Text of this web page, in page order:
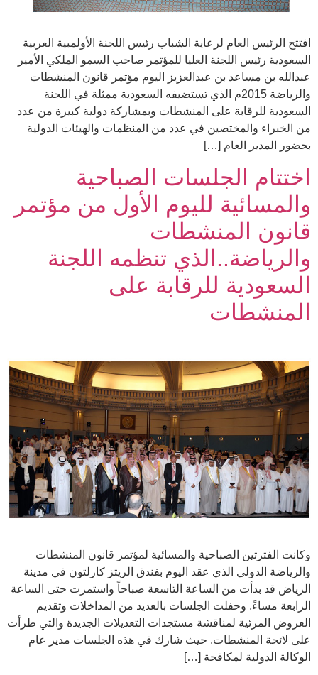
افتتح الرئيس العام لرعاية الشباب رئيس اللجنة الأولمبية العربية
السعودية رئيس اللجنة العليا للمؤتمر صاحب السمو الملكي الأمير
عبدالله بن مساعد بن عبدالعزيز اليوم مؤتمر قانون المنشطات
والرياضة 2015م الذي تستضيفه السعودية ممثلة في اللجنة
السعودية للرقابة على المنشطات وبمشاركة دولية كبيرة من عدد
من الخبراء والمختصين في عدد من المنظمات والهيئات الدولية
بحضور المدير العام […]
اختتام الجلسات الصباحية
والمسائية لليوم الأول من مؤتمر
قانون المنشطات
والرياضة..الذي تنظمه اللجنة
السعودية للرقابة على
المنشطات
وكانت الفترتين الصباحية والمسائية لمؤتمر قانون المنشطات
والرياضة الدولي الذي عقد اليوم بفندق الريتز كارلتون في مدينة
الرياض قد بدأت من الساعة التاسعة صباحاً واستمرت حتى الساعة
الرابعة مساءً. وحفلت الجلسات بالعديد من المداخلات وتقديم
العروض المرئية لمناقشة مستجدات التعديلات الجديدة والتي طرأت
على لائحة المنشطات. حيث شارك في هذه الجلسات مدير عام
الوكالة الدولية لمكافحة […]